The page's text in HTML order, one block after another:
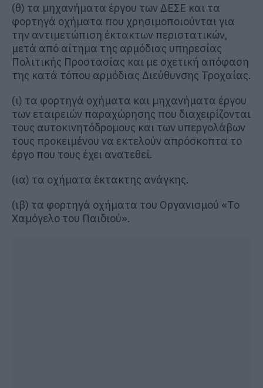
(θ) τα μηχανήματα έργου των ΔΕΣΕ και τα
φορτηγά οχήματα που χρησιμοποιούνται για
την αντιμετώπιση έκτακτων περιστατικών,
μετά από αίτημα της αρμόδιας υπηρεσίας
Πολιτικής Προστασίας και με σχετική απόφαση
της κατά τόπου αρμόδιας Διεύθυνσης Τροχαίας.
(ι) τα φορτηγά οχήματα και μηχανήματα έργου
των εταιρειών παραχώρησης που διαχειρίζονται
τους αυτοκινητόδρομους και των υπεργολάβων
τους προκειμένου να εκτελούν απρόσκοπτα το
έργο που τους έχει ανατεθεί.
(ια) τα οχήματα έκτακτης ανάγκης.
(ιβ) τα φορτηγά οχήματα του Οργανισμού «Το
Χαμόγελο του Παιδιού».